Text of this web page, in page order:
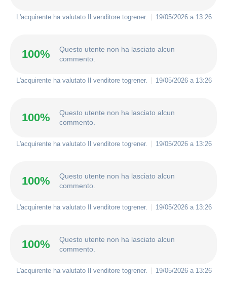
L'acquirente ha valutato Il venditore togrener. 19/05/2026 a 13:26
100%
Questo utente non ha lasciato alcun
commento.
L'acquirente ha valutato Il venditore togrener. 19/05/2026 a 13:26
100%
Questo utente non ha lasciato alcun
commento.
L'acquirente ha valutato Il venditore togrener. 19/05/2026 a 13:26
100%
Questo utente non ha lasciato alcun
commento.
L'acquirente ha valutato Il venditore togrener. 19/05/2026 a 13:26
100%
Questo utente non ha lasciato alcun
commento.
L'acquirente ha valutato Il venditore togrener. 19/05/2026 a 13:26